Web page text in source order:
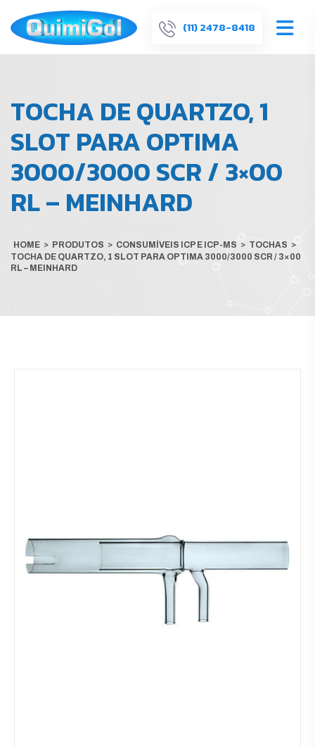
(11) 2478-8418
TOCHA DE QUARTZO, 1
SLOT PARA OPTIMA
3000/3000 SCR / 3×00
RL – MEINHARD
HOME > PRODUTOS > CONSUMÍVEIS ICP E ICP-MS > TOCHAS >
TOCHA DE QUARTZO, 1 SLOT PARA OPTIMA 3000/3000 SCR / 3×00
RL – MEINHARD